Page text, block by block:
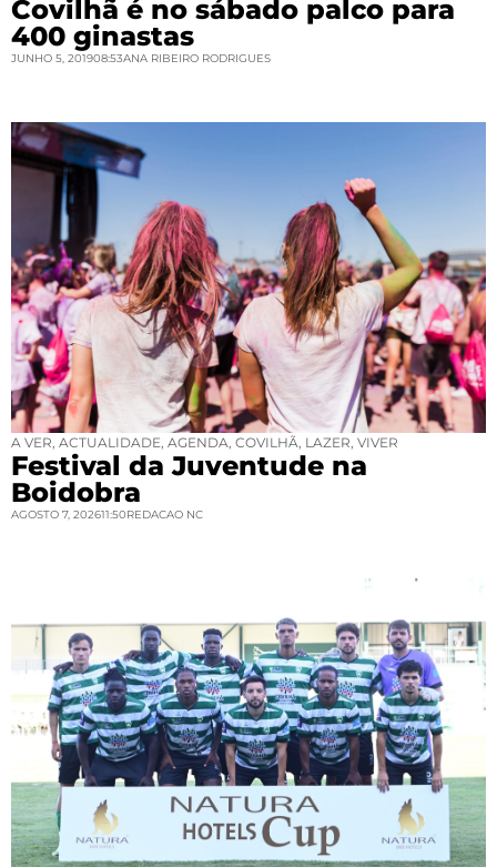
Covilhã é no sábado palco para
400 ginastas
JUNHO 5, 201908:53ANA RIBEIRO RODRIGUES
A VER, ACTUALIDADE, AGENDA, COVILHÃ, LAZER, VIVER
Festival da Juventude na
Boidobra
AGOSTO 7, 202611:50REDACAO NC